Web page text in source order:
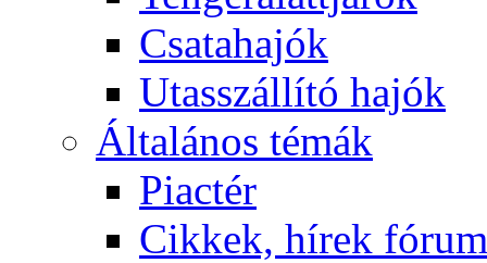
Csatahajók
Utasszállító hajók
Általános témák
Piactér
Cikkek, hírek